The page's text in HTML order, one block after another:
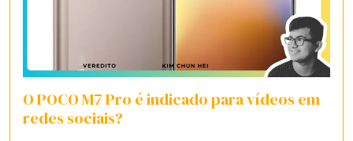
O POCO M7 Pro é indicado para vídeos em
redes sociais?